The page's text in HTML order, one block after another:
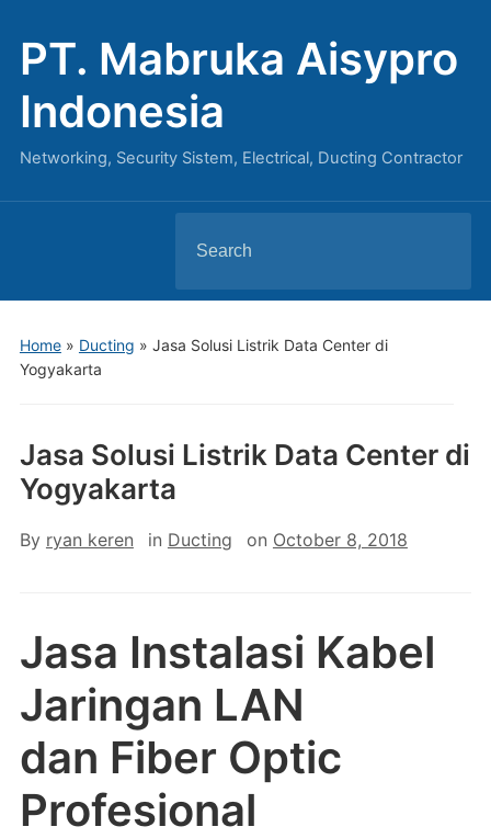
PT. Mabruka Aisypro
Indonesia
Networking, Security Sistem, Electrical, Ducting Contractor
for:
Home» Ducting » Jasa Solusi Listrik Data Center di
Yogyakarta
Jasa Solusi Listrik Data Center di
Yogyakarta
By ryan keren in Ducting on October 8, 2018
Jasa Instalasi Kabel
Jaringan LAN
dan Fiber Optic
Profesional